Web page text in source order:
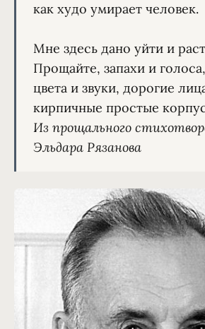
как худо умирает человек.
Мне здесь дано уйти и
Прощайте, запахи и голоса,
цвета и звуки, дорогие
Из прощального
Эльдара Рязанова